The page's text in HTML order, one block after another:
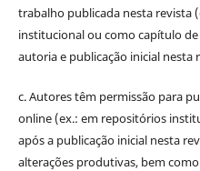
trabalho publicada nesta revista
institucional ou como capítulo
autoria e publicação inicial nesta
c. Autores têm permissão para
online (ex.: em repositórios
após a publicação inicial nesta
alterações produtivas, bem